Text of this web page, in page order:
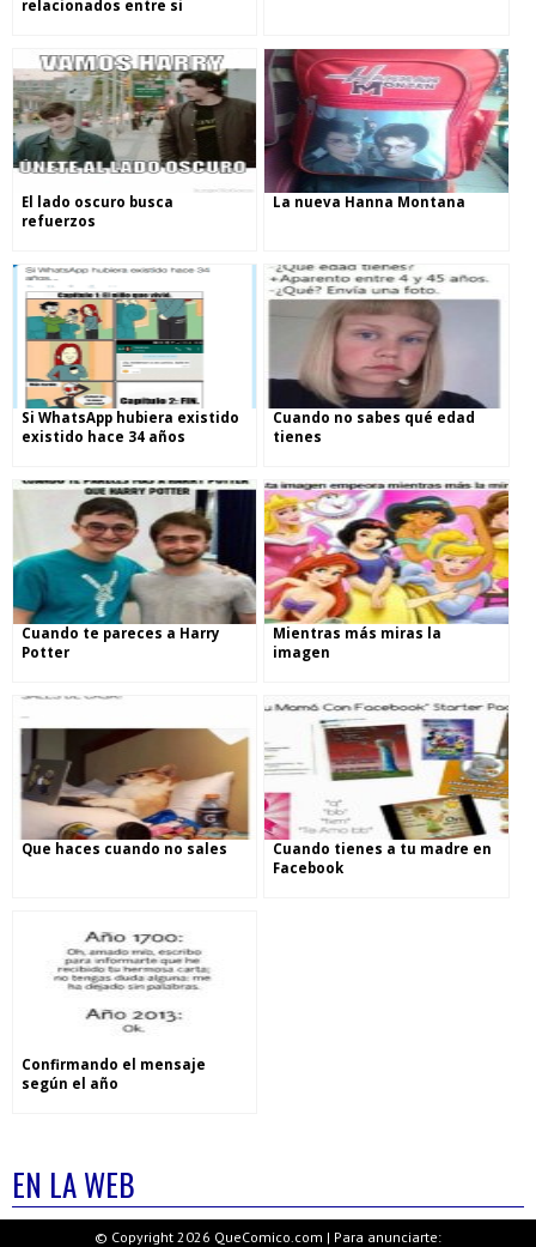
relacionados entre si
El lado oscuro busca
refuerzos
La nueva Hanna Montana
Si WhatsApp hubiera existido
existido hace 34 años
Cuando no sabes qué edad
tienes
Cuando te pareces a Harry
Potter
Mientras más miras la
imagen
Que haces cuando no sales
Cuando tienes a tu madre en
Facebook
Confirmando el mensaje
según el año
EN LA WEB
© Copyright 2026 QueComico.com | Para anunciarte: